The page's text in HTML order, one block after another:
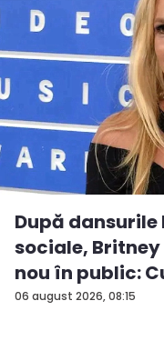
06 august 2026, 08:15
După dansurile
sociale,
nou în public:
î...